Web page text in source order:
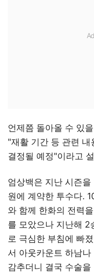
언제쯤 돌아올 수 있
"재활 기간 등 관련
결정될 예정"이라고
엄상백은 지난 시즌
원에 계약한 투수다.
와 함께 한화의 전력
를 모았으나 지난해 2
로 극심한 부침에 빠
서 아웃카운트 하남
감추더니 결국 수술을